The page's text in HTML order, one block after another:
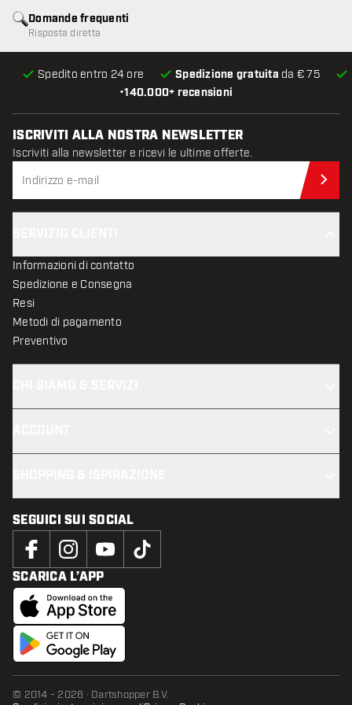
•140.000+ recensioni
Spedito entro 24 ore Spedizione gratuita da € 75
Domande frequenti
Risposta diretta
ISCRIVITI ALLA NOSTRA NEWSLETTER
Iscriviti alla newsletter e ricevi le ultime offerte.
Informazioni di contatto
Spedizione e Consegna
Resi
Metodi di pagamento
Preventivo
SEGUICI SUI SOCIAL
SCARICA L’APP
© 2014 - 2026 · Dartshopper B.V.